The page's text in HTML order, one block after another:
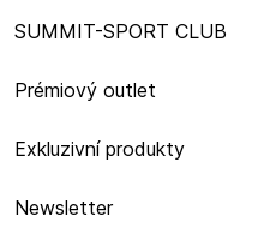
SUMMIT-SPORT CLUB
Prémiový outlet
Exkluzivní produkty
Newsletter